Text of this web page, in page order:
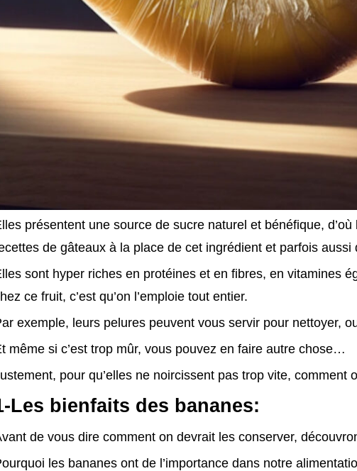
présentent une source de sucre naturel et bénéfique,
de gâteaux à la place de cet ingrédient et parfois aussi
sont hyper riches en protéines et en fibres, en vitamines
ce fruit, c’est qu’on l’emploie tout entier.
exemple, leurs pelures peuvent vous servir pour nettoyer,
même si c’est trop mûr, vous pouvez en faire autre chose…
pour qu’elles ne noircissent pas trop vite, comment
Les bienfaits des bananes:
de vous dire comment on devrait les conserver,
les bananes ont de l’importance dans notre